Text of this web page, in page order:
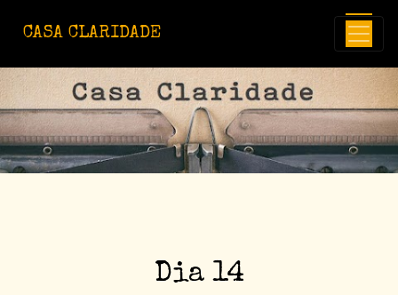
CASA CLARIDADE
Dia 14